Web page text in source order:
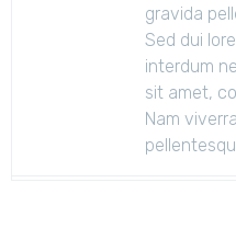
gravida
Sed dui
interdum
sit amet,
Nam